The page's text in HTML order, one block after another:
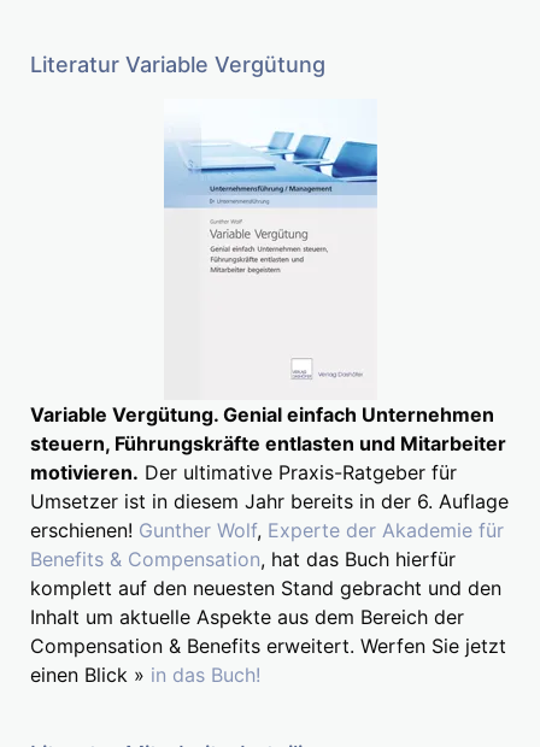
Literatur Variable Vergütung
Variable Vergütung. Genial einfach Unternehmen
steuern, Führungskräfte entlasten und Mitarbeiter
motivieren. Der ultimative Praxis-Ratgeber für
Umsetzer ist in diesem Jahr bereits in der 6. Auflage
erschienen! Gunther Wolf, Experte der Akademie für
Benefits & Compensation, hat das Buch hierfür
komplett auf den neuesten Stand gebracht und den
Inhalt um aktuelle Aspekte aus dem Bereich der
Compensation & Benefits erweitert. Werfen Sie jetzt
einen Blick » in das Buch!